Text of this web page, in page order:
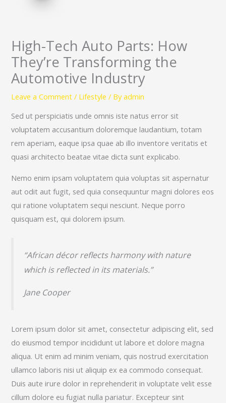
High-Tech Auto Parts: How
They’re Transforming the
Automotive Industry
Leave a Comment / Lifestyle / Byadmin
Sed ut perspiciatis unde omnis iste natus error sit
voluptatem accusantium doloremque laudantium, totam
rem aperiam, eaque ipsa quae ab illo inventore veritatis et
quasi architecto beatae vitae dicta sunt explicabo.
Nemo enim ipsam voluptatem quia voluptas sit aspernatur
aut odit aut fugit, sed quia consequuntur magni dolores eos
qui ratione voluptatem sequi nesciunt. Neque porro
quisquam est, qui dolorem ipsum.
“African décor reflects harmony with nature
which is reflected in its materials.”
Jane Cooper
Lorem ipsum dolor sit amet, consectetur adipiscing elit, sed
do eiusmod tempor incididunt ut labore et dolore magna
aliqua. Ut enim ad minim veniam, quis nostrud exercitation
ullamco laboris nisi ut aliquip ex ea commodo consequat.
Duis aute irure dolor in reprehenderit in voluptate velit esse
cillum dolore eu fugiat nulla pariatur. Excepteur sint